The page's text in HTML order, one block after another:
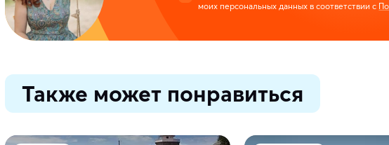
моих персональных данных в соответствии с
Также может понравиться